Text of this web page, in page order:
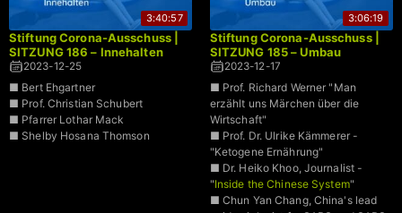
3:40:57
Stiftung Corona-Ausschuss |
SITZUNG 186 – Innehalten
2023-12-25
■ Bert Ehgartner
■ Prof. Christian Schubert
■ Pfarrer Lothar Mack
■ Shelby Hosana Thomson
3:06:19
Stiftung Corona-Ausschuss |
SITZUNG 185 – Umbau
2023-12-17
■ Prof. Richard Werner "Man
erzählt uns Märchen über die
Wirtschaft"
■ Prof. Dr. Ulrike Kämmerer -
"Ketogene Ernährung"
■ Dr. Heiko Khoo, Journalist -
"Inside the Chinese System"
■ Chun Yan Chang, China's lead